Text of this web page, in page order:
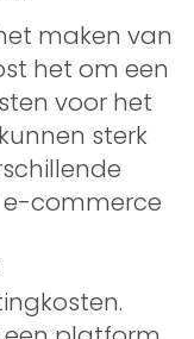
maken van
het om een
voor het
sterk
e-commerce